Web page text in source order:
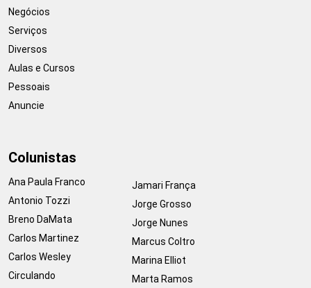
Negócios
Serviços
Diversos
Aulas e Cursos
Pessoais
Anuncie
Colunistas
Ana Paula Franco
Antonio Tozzi
Breno DaMata
Carlos Martinez
Carlos Wesley
Circulando
Jamari França
Jorge Grosso
Jorge Nunes
Marcus Coltro
Marina Elliot
Marta Ramos